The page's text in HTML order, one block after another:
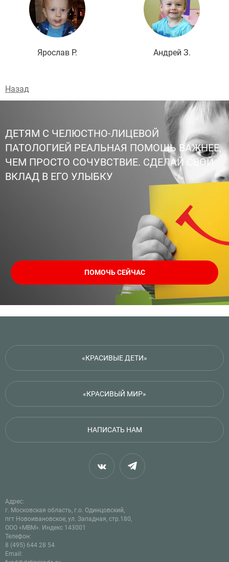
Ярослав Р. Андрей З.
Назад
ДЕТЯМ С ЧЕЛЮСТНО-ЛИЦЕВОЙ
ПАТОЛОГИЕЙ РЕАЛЬНАЯ ПОМОЩЬ ВАЖНЕЕ,
ЧЕМ ПРОСТО СОЧУВСТВИЕ. СДЕЛАЙ СВОЙ
ВКЛАД В ЕГО УЛЫБКУ
ПОМОЧЬ СЕЙЧАС
«КРАСИВЫЕ ДЕТИ»
«КРАСИВЫЙ МИР»
НАПИСАТЬ НАМ
Адрес:
г. Московская область, г.о. Одинцовский,
пгт Новоивановское, ул. Западная, стр.180,
ООО «МВМ». Индекс 143001
Телефон:
8 (495) 644 28 54
Email: